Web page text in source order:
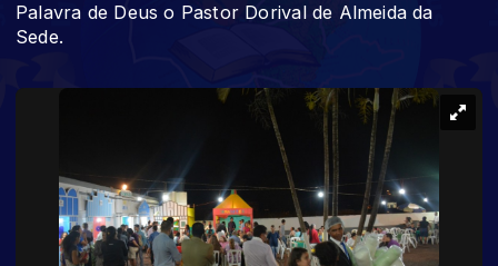
Palavra de Deus o Pastor Dorival de Almeida da
Sede.